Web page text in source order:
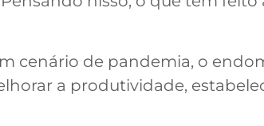
cenário de pandemia, o
a produtividade,